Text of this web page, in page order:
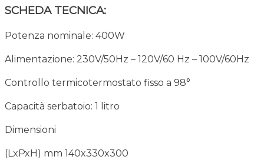
SCHEDA TECNICA:
Potenza nominale: 400W
Alimentazione: 230V/50Hz – 120V/60 Hz – 100V/60Hz
Controllo termicotermostato fisso a 98°
Capacità serbatoio: 1 litro
Dimensioni
(LxPxH) mm 140x330x300